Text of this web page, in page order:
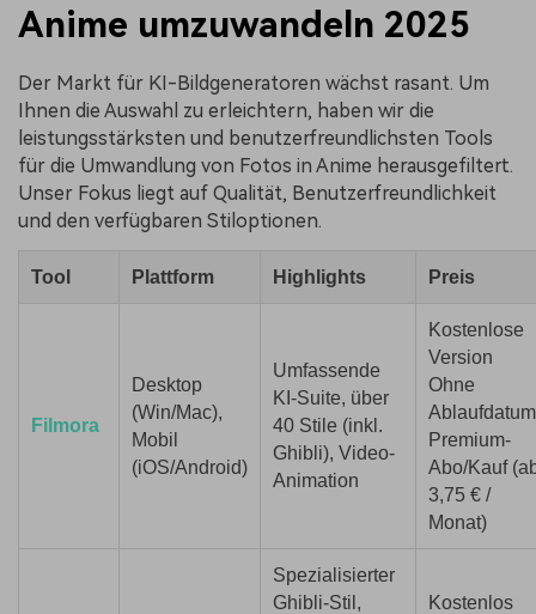
Anime umzuwandeln 2025
Der Markt für KI-Bildgeneratoren wächst rasant. Um
Ihnen die Auswahl zu erleichtern, haben wir die
leistungsstärksten und benutzerfreundlichsten Tools
für die Umwandlung von Fotos in Anime herausgefiltert.
Unser Fokus liegt auf Qualität, Benutzerfreundlichkeit
und den verfügbaren Stiloptionen.
Tool Plattform Highlights Preis
Filmora
Desktop
(Win/Mac),
Mobil
(iOS/Android)
Umfassende
KI-Suite, über
40 Stile (inkl.
Ghibli), Video-
Animation
Kostenlose
Version
Ohne
Premium-
Abo/Kauf
3,75 € /
Monat)
Spezialisierter
Ghibli-Stil,
Kostenlos